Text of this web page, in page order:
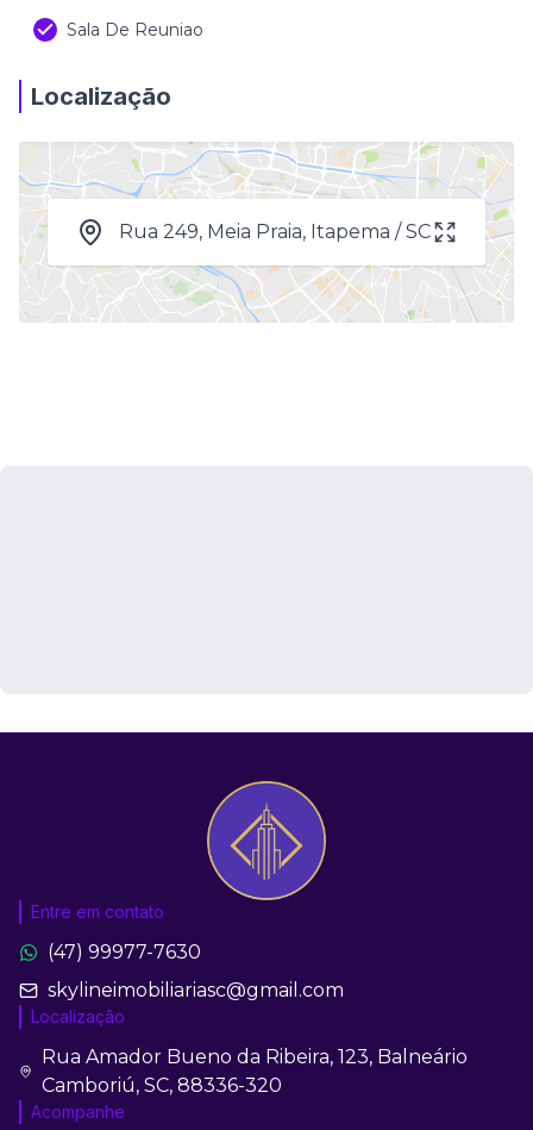
Sala De Reuniao
Localização
Rua 249, Meia Praia, Itapema / SC
Entre em contato
(47) 99977-7630
skylineimobiliariasc@gmail.com
Localização
Rua Amador Bueno da Ribeira, 123, Balneário
Camboriú, SC, 88336-320
Acompanhe